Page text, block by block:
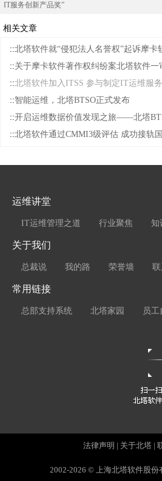
IT服务创新产品奖”
相关文章
::北塔软件就“侵犯法人名誉权”起诉摩卡
::关于摩卡软件著作权纠纷案北塔软件一
::北塔软件加入ITSS 参与制定IT运维服
::智能运维，北塔BTSO正式发布
::开启运维数据价值发现之旅——北塔
::北塔软件通过CMMI3级评估 成功接轨
运维讲堂
IT运维管理之道 行业聚焦 知
关于我们
总裁说 我的路 荣誉墙
常用链接
总部支持系统 北塔家园 员工
法律声明 | 关于北塔 |
2002-2026 © 上海北塔软件股份